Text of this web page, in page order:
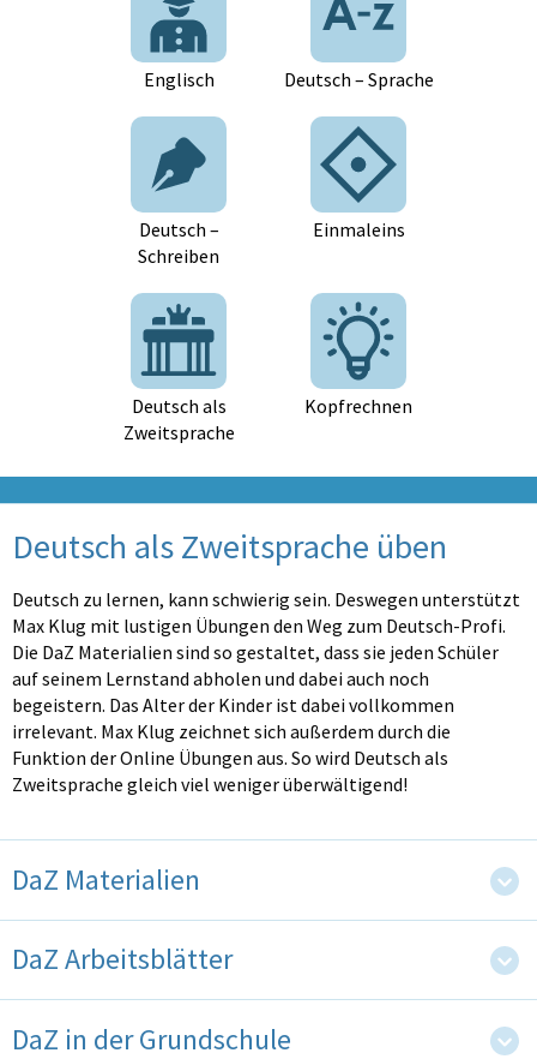
Englisch Deutsch – Sprache
Deutsch –
Schreiben
Einmaleins
Deutsch als
Zweitsprache
Kopfrechnen
Deutsch als Zweitsprache üben
Deutsch zu lernen, kann schwierig sein. Deswegen unterstützt
Max Klug mit lustigen Übungen den Weg zum Deutsch-Profi.
Die DaZ Materialien sind so gestaltet, dass sie jeden Schüler
auf seinem Lernstand abholen und dabei auch noch
begeistern. Das Alter der Kinder ist dabei vollkommen
irrelevant. Max Klug zeichnet sich außerdem durch die
Funktion der Online Übungen aus. So wird Deutsch als
Zweitsprache gleich viel weniger überwältigend!
DaZ Materialien
DaZ Arbeitsblätter
DaZ in der Grundschule